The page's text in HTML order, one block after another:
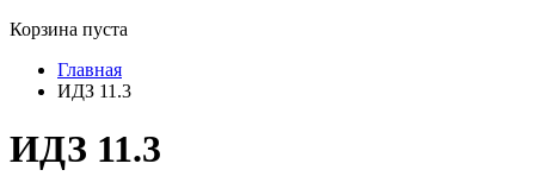
Корзина пуста
Главная
ИДЗ 11.3
ИДЗ 11.3